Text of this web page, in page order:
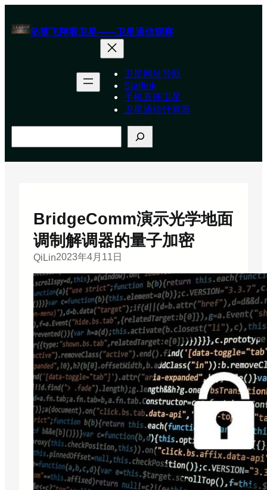
内
坠落飞翔看卫星——卫星通信观察
卫星网址导航
Starlink
手机直连卫星
卫星通信计算器
BridgeComm演示光学地面
调制解调器的量子加密
QiLin2023年4月11日